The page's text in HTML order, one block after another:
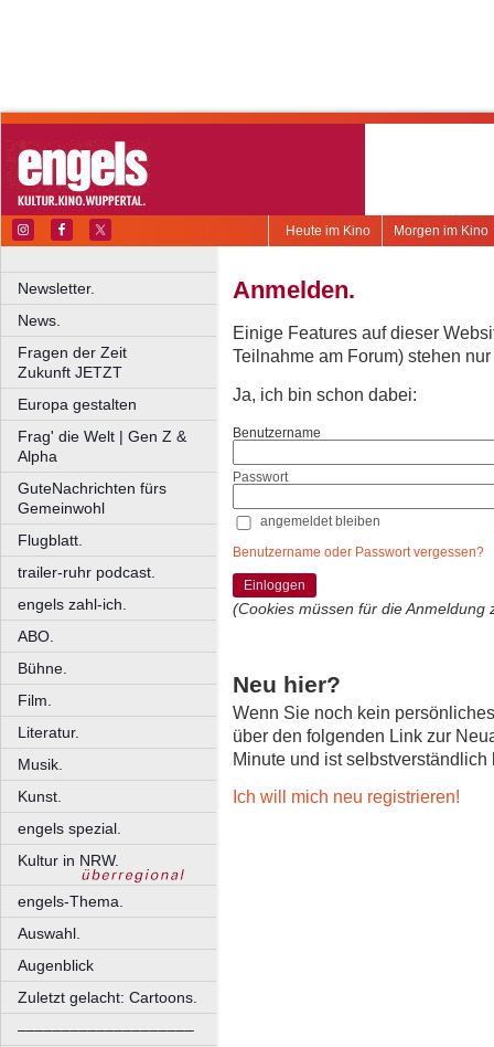
Morgen im Kino
Heute im Kino
Newsletter.
News.
Fragen der Zeit
Zukunft JETZT
Europa gestalten
Frag' die Welt | Gen Z &
Alpha
GuteNachrichten fürs
Gemeinwohl
Flugblatt.
trailer-ruhr podcast.
engels zahl-ich.
ABO.
Bühne.
Film.
Literatur.
Musik.
Kunst.
engels spezial.
Kultur in NRW.
engels-Thema.
Auswahl.
Augenblick
Zuletzt gelacht: Cartoons.
––––––––––––––––––––
Anmelden.
Einige Features auf dieser
Teilnahme am Forum) stehen
Ja, ich bin schon dabei:
Benutzername
Passwort
angemeldet bleiben
Benutzername oder Passwort vergessen?
Einloggen
(Cookies müssen für die Anmeldung
Neu hier?
Wenn Sie noch kein
über den folgenden Link zur
Minute und ist selbstverständlich
Ich will mich neu registrieren!